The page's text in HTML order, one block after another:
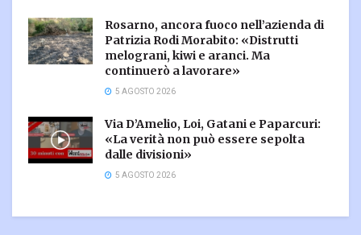
Rosarno, ancora fuoco nell’azienda di
Patrizia Rodi Morabito: «Distrutti
melograni, kiwi e aranci. Ma
continuerò a lavorare»
5 AGOSTO 2026
Via D’Amelio, Loi, Gatani e Paparcuri:
«La verità non può essere sepolta
dalle divisioni»
5 AGOSTO 2026